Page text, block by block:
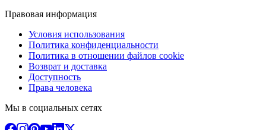
Правовая информация
Условия использования
Политика конфиденциальности
Политика в отношении файлов cookie
Возврат и доставка
Доступность
Права человека
Мы в социальных сетях